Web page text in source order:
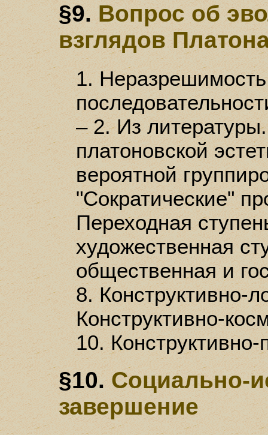
§9. Вопрос об
взглядов
1.
– 2. Из
платоновской
вероятной
"Сократические"
Переходная
художественная
общественная и
8. Конструктивно-
Конструктивно-
10. Конструктивно-
§10.Социально-
завершение